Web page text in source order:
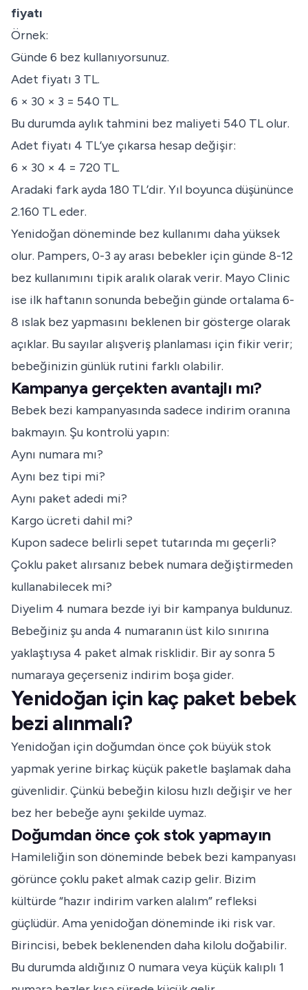
fiyatı
Örnek:
Günde 6 bez kullanıyorsunuz.
Adet fiyatı 3 TL.
6 × 30 × 3 = 540 TL.
Bu durumda aylık tahmini bez maliyeti 540 TL olur.
Adet fiyatı 4 TL’ye çıkarsa hesap değişir:
6 × 30 × 4 = 720 TL.
Aradaki fark ayda 180 TL’dir. Yıl boyunca düşününce
2.160 TL eder.
Yenidoğan döneminde bez kullanımı daha yüksek
olur. Pampers, 0-3 ay arası bebekler için günde 8-12
bez kullanımını tipik aralık olarak verir. Mayo Clinic
ise ilk haftanın sonunda bebeğin günde ortalama 6-
8 ıslak bez yapmasını beklenen bir gösterge olarak
açıklar. Bu sayılar alışveriş planlaması için fikir verir;
bebeğinizin günlük rutini farklı olabilir.
Kampanya gerçekten avantajlı mı?
Bebek bezi kampanyasında sadece indirim oranına
bakmayın. Şu kontrolü yapın:
Aynı numara mı?
Aynı bez tipi mi?
Aynı paket adedi mi?
Kargo ücreti dahil mi?
Kupon sadece belirli sepet tutarında mı geçerli?
Çoklu paket alırsanız bebek numara değiştirmeden
kullanabilecek mi?
Diyelim 4 numara bezde iyi bir kampanya buldunuz.
Bebeğiniz şu anda 4 numaranın üst kilo sınırına
yaklaştıysa 4 paket almak risklidir. Bir ay sonra 5
numaraya geçerseniz indirim boşa gider.
Yenidoğan için kaç paket bebek
bezi alınmalı?
Yenidoğan için doğumdan önce çok büyük stok
yapmak yerine birkaç küçük paketle başlamak daha
güvenlidir. Çünkü bebeğin kilosu hızlı değişir ve her
bez her bebeğe aynı şekilde uymaz.
Doğumdan önce çok stok yapmayın
Hamileliğin son döneminde bebek bezi kampanyası
görünce çoklu paket almak cazip gelir. Bizim
kültürde “hazır indirim varken alalım” refleksi
güçlüdür. Ama yenidoğan döneminde iki risk var.
Birincisi, bebek beklenenden daha kilolu doğabilir.
Bu durumda aldığınız 0 numara veya küçük kalıplı 1